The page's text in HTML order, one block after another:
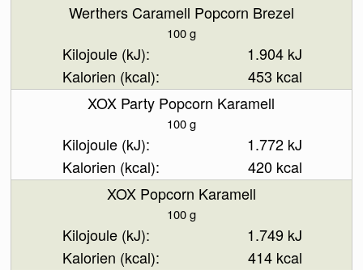
Werthers Caramell Popcorn Brezel
100 g
1.904 kJ
453 kcal
XOX Party Popcorn Karamell
100 g
1.772 kJ
420 kcal
XOX Popcorn Karamell
100 g
1.749 kJ
414 kcal